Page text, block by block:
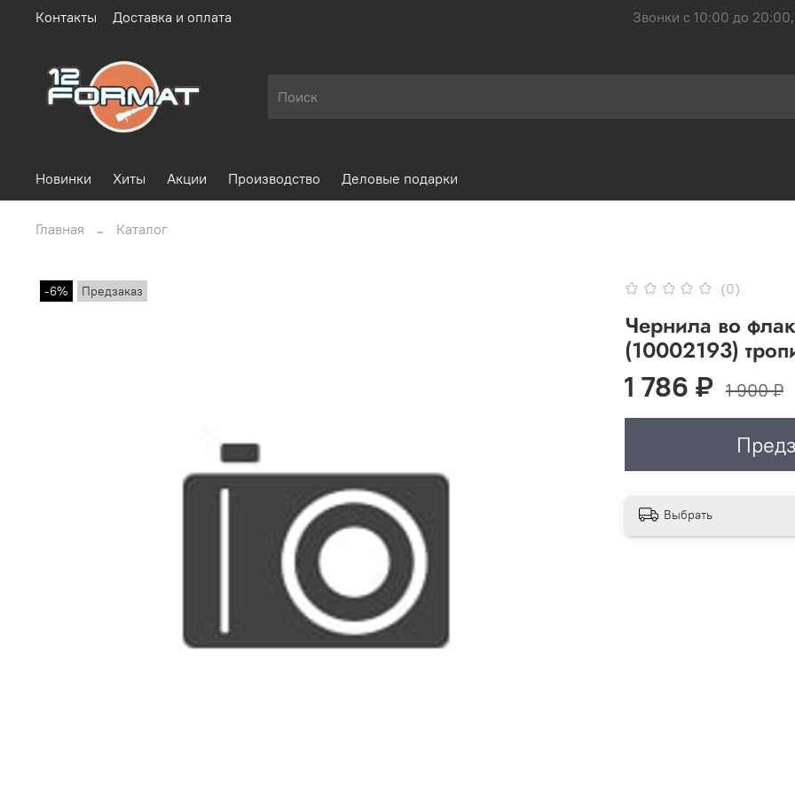
Контакты Доставка и оплата Звонки с 10:00 до
Новинки Хиты Акции Производство Деловые подарки
Главная Каталог
-6% Предзаказ (0)
Чернила во
(10002193)
1 786 ₽ 1 900 ₽
Выбрать